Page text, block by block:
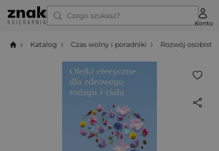
Czego szukasz?
Konto
Katalog Czas wolny i poradniki Rozwój osobisty